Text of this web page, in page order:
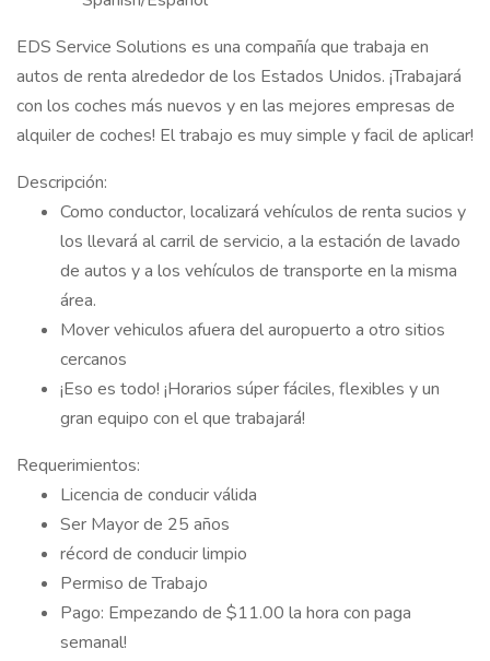
EDS Service Solutions es una compañía que trabaja en
autos de renta alrededor de los Estados Unidos. ¡Trabajará
con los coches más nuevos y en las mejores empresas de
alquiler de coches! El trabajo es muy simple y facil de aplicar!
Descripción:
Como conductor, localizará vehículos de renta sucios y
los llevará al carril de servicio, a la estación de lavado
de autos y a los vehículos de transporte en la misma
área.
Mover vehiculos afuera del auropuerto a otro sitios
cercanos
¡Eso es todo! ¡Horarios súper fáciles, flexibles y un
gran equipo con el que trabajará!
Requerimientos:
Licencia de conducir válida
Ser Mayor de 25 años
récord de conducir limpio
Permiso de Trabajo
Pago: Empezando de $11.00 la hora con paga
semanal!